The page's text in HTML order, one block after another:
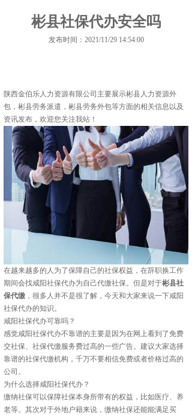
彬县社保代办安全吗
发布时间：2021/11/29 14:54:00
陕西金伯乐人力资源有限公司主要展示彬县人力资源外
包 ，彬县劳务派遣，彬县劳务外包等方面的相关信息以及
资讯发布，欢迎您关注我站！
在越来越多的人为了保障自己的社保权益，在辞职换工作
期间会找咸阳社保代办为自己代缴社保。但是对于彬县社
保代缴 ，很多人并不是很了解，今天和大家来说一下咸阳
社保代办的知识。
咸阳社保代办可靠吗？
感觉咸阳社保代办不靠谱的主要是因为在网上看到了免费
交社保、社保代缴服务费过高的一些广告。建议大家选择
靠谱的社保代缴机构，千万不要相信免费或者价格过高的
公司。
为什么选择咸阳社保代办？
缴纳社保可以保障社保本身所带有的权益，比如医疗、养
老等。其次对于外地户籍来说，缴纳社保还能能满足买